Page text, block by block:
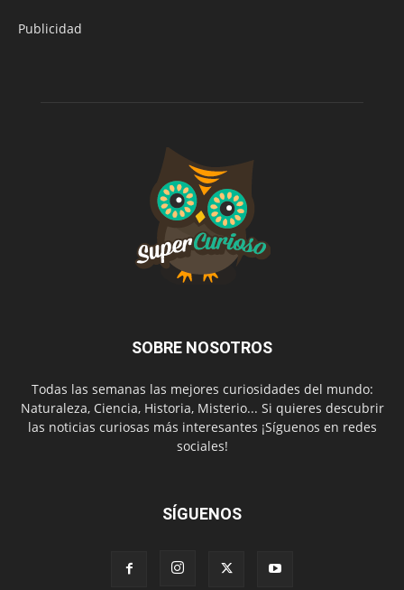
Publicidad
SOBRE NOSOTROS
Todas las semanas las mejores curiosidades del mundo:
Naturaleza, Ciencia, Historia, Misterio... Si quieres descubrir
las noticias curiosas más interesantes ¡Síguenos en redes
sociales!
SÍGUENOS